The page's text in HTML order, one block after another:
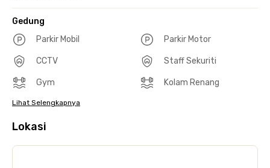
Gedung
Parkir Mobil
Parkir Motor
CCTV Staff Sekuriti
Gym Kolam Renang
Lihat Selengkapnya
Lokasi